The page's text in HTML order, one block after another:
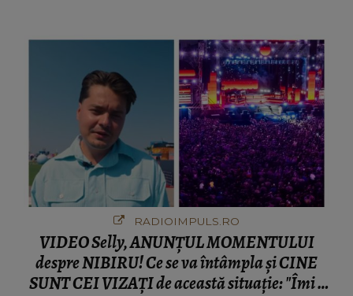
RADIOIMPULS.RO
VIDEO Selly, ANUNȚUL MOMENTULUI
despre NIBIRU! Ce se va întâmpla și CINE
SUNT CEI VIZAȚI de această situație: "Îmi e